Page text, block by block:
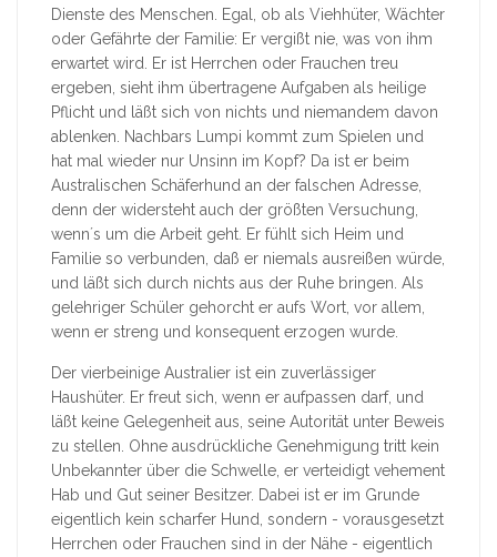
Dienste des Menschen. Egal, ob als Viehhüter, Wächter
oder Gefährte der Familie: Er vergißt nie, was von ihm
erwartet wird. Er ist Herrchen oder Frauchen treu
ergeben, sieht ihm übertragene Aufgaben als heilige
Pflicht und läßt sich von nichts und niemandem davon
ablenken. Nachbars Lumpi kommt zum Spielen und
hat mal wieder nur Unsinn im Kopf? Da ist er beim
Australischen Schäferhund an der falschen Adresse,
denn der widersteht auch der größten Versuchung,
wenn´s um die Arbeit geht. Er fühlt sich Heim und
Familie so verbunden, daß er niemals ausreißen würde,
und läßt sich durch nichts aus der Ruhe bringen. Als
gelehriger Schüler gehorcht er aufs Wort, vor allem,
wenn er streng und konsequent erzogen wurde.
Der vierbeinige Australier ist ein zuverlässiger
Haushüter. Er freut sich, wenn er aufpassen darf, und
läßt keine Gelegenheit aus, seine Autorität unter Beweis
zu stellen. Ohne ausdrückliche Genehmigung tritt kein
Unbekannter über die Schwelle, er verteidigt vehement
Hab und Gut seiner Besitzer. Dabei ist er im Grunde
eigentlich kein scharfer Hund, sondern - vorausgesetzt
Herrchen oder Frauchen sind in der Nähe - eigentlich